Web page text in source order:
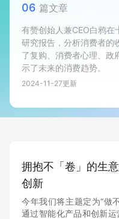
AllValue
增长产品指南
智库
产品更新动态
品牌消费观
06 篇文章
有赞创始人兼CEO白鸦
研究报告，分析消费者的
了复购、消费者心理、政
示了未来的消费趋势。
2024-11-27更新
拥抱不「卷」的生
创新
今年我们将主题定为“做
通过智能化产品和创新运